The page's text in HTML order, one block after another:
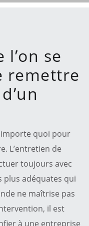
se
remettre
quoi pour
L’entretien de
toujours avec
plus adéquates qui
ne maîtrise pas
il est
à une entreprise